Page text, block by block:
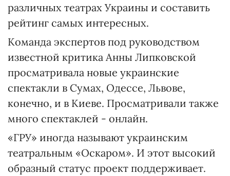
различных театрах Украины и составить
рейтинг самых интересных.
Команда экспертов под руководством
известной критика Анны Липковской
просматривала новые украинские
спектакли в Сумах, Одессе, Львове,
конечно, и в Киеве. Просматривали также
много спектаклей - онлайн.
«ГРУ» иногда называют украинским
театральным «Оскаром». И этот высокий
образный статус проект поддерживает.